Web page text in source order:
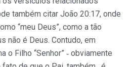
também citar João 20:17, onde
“meu Deus”, como a tão
não é Deus. Contudo, em
o Filho “Senhor” ‑ obviamente